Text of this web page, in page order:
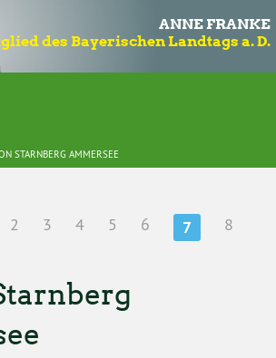
ANNE FRANKE
des Bayerischen Landtags a. D.
STARNBERG AMMERSEE
2 3 4 5 6 7
8